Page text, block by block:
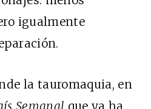
igualmente
la tauromaquia, en